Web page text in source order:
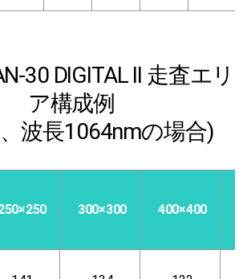
30 DIGITAL II 走査エリ
ア構成例
波長1064nmの場合)
300×300 400×400